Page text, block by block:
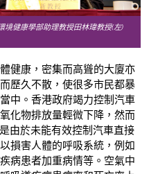
境健康學部助理教授田林瑋教授(左)
健康，密集而高聳的大廈亦
歷久不散，使很多市民都暴
中。香港政府竭力控制汽車
化物排放量輕微下降，然而
由於未能有效控制汽車直接
損害人體的呼吸系統，例如
病患者加重病情等。空氣中